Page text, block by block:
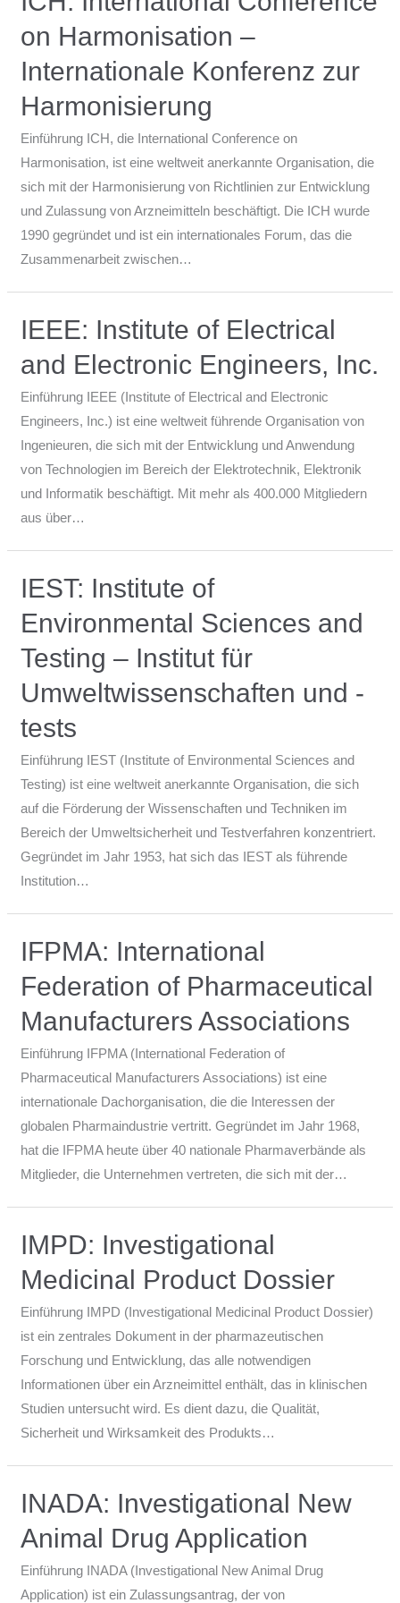
on Harmonisation –
Internationale Konferenz zur
Harmonisierung
Einführung ICH, die International Conference on
Harmonisation, ist eine weltweit anerkannte Organisation, die
sich mit der Harmonisierung von Richtlinien zur Entwicklung
und Zulassung von Arzneimitteln beschäftigt. Die ICH wurde
1990 gegründet und ist ein internationales Forum, das die
Zusammenarbeit zwischen…
IEEE: Institute of Electrical
and Electronic Engineers, Inc.
Einführung IEEE (Institute of Electrical and Electronic
Engineers, Inc.) ist eine weltweit führende Organisation von
Ingenieuren, die sich mit der Entwicklung und Anwendung
von Technologien im Bereich der Elektrotechnik, Elektronik
und Informatik beschäftigt. Mit mehr als 400.000 Mitgliedern
aus über…
IEST: Institute of
Environmental Sciences and
Testing – Institut für
Umweltwissenschaften und -
tests
Einführung IEST (Institute of Environmental Sciences and
Testing) ist eine weltweit anerkannte Organisation, die sich
auf die Förderung der Wissenschaften und Techniken im
Bereich der Umweltsicherheit und Testverfahren konzentriert.
Gegründet im Jahr 1953, hat sich das IEST als führende
Institution…
IFPMA: International
Federation of Pharmaceutical
Manufacturers Associations
Einführung IFPMA (International Federation of
Pharmaceutical Manufacturers Associations) ist eine
internationale Dachorganisation, die die Interessen der
globalen Pharmaindustrie vertritt. Gegründet im Jahr 1968,
hat die IFPMA heute über 40 nationale Pharmaverbände als
Mitglieder, die Unternehmen vertreten, die sich mit der…
IMPD: Investigational
Medicinal Product Dossier
Einführung IMPD (Investigational Medicinal Product Dossier)
ist ein zentrales Dokument in der pharmazeutischen
Forschung und Entwicklung, das alle notwendigen
Informationen über ein Arzneimittel enthält, das in klinischen
Studien untersucht wird. Es dient dazu, die Qualität,
Sicherheit und Wirksamkeit des Produkts…
INADA: Investigational New
Animal Drug Application
Einführung INADA (Investigational New Animal Drug
Application) ist ein Zulassungsantrag, der von